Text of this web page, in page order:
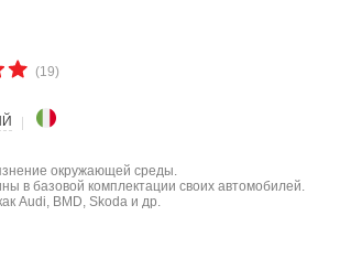
(19)
окружающей среды.
в базовой комплектации своих автомобилей.
Audi, BMD, Skoda и др.